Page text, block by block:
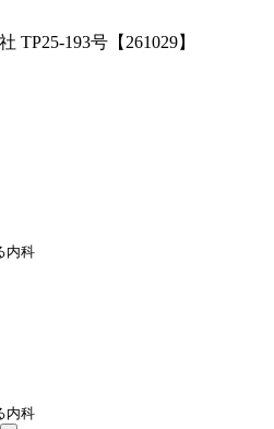
193号【261029】
内科
内科